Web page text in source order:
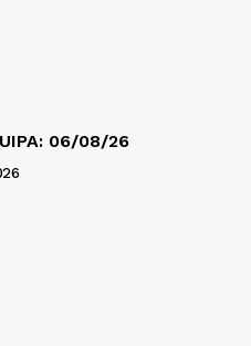
06/08/26